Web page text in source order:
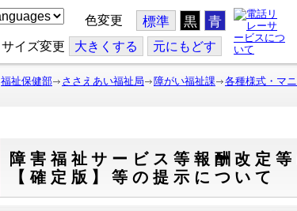
色変更 標準 黒 青
サイズ変更 大きくする 元にもどす
福祉保健部 ささえあい福祉局 障がい福祉課 各種様式・マ
障害福祉サービス等報酬改定
【確定版】等の提示について